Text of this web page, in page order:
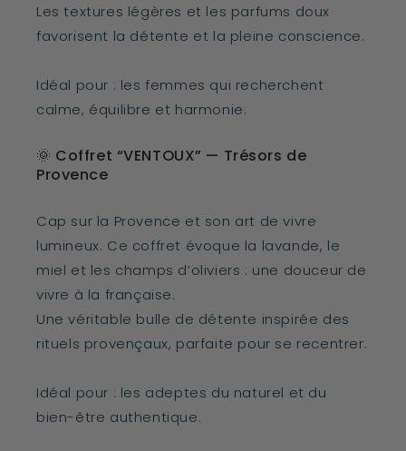
Les textures légères et les parfums doux
favorisent la détente et la pleine conscience.
Idéal pour : les femmes qui recherchent
calme, équilibre et harmonie.
🌞 Coffret “VENTOUX” — Trésors de
Provence
Cap sur la Provence et son art de vivre
lumineux. Ce coffret évoque la lavande, le
miel et les champs d’oliviers : une douceur de
vivre à la française.
Une véritable bulle de détente inspirée des
rituels provençaux, parfaite pour se recentrer.
Idéal pour : les adeptes du naturel et du
bien-être authentique.